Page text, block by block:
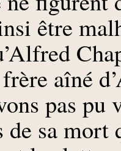
être
aîné
pas
de sa